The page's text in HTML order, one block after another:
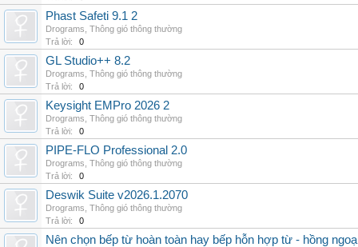
Phast Safeti 9.1 2
Drograms Thông gió thông thường
Trả lời:
0
GL Studio++ 8.2
Drograms Thông gió thông thường
Trả lời:
0
Keysight EMPro 2026 2
Drograms Thông gió thông thường
Trả lời:
0
PIPE-FLO Professional 2.0
Drograms Thông gió thông thường
Trả lời:
0
Deswik Suite v2026.1.2070
Drograms Thông gió thông thường
Trả lời:
0
Nên chọn bếp từ hoàn toàn hay bếp hỗn hợp từ - hồng